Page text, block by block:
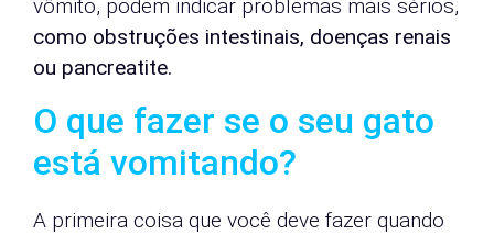
vômito, podem indicar problemas mais sérios,
como obstruções intestinais, doenças renais
ou pancreatite.
O que fazer se o seu gato
está vomitando?
A primeira coisa que você deve fazer quando